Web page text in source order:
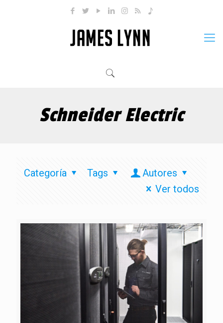
Schneider Electric
Categoría Tags
Autores
Ver todos